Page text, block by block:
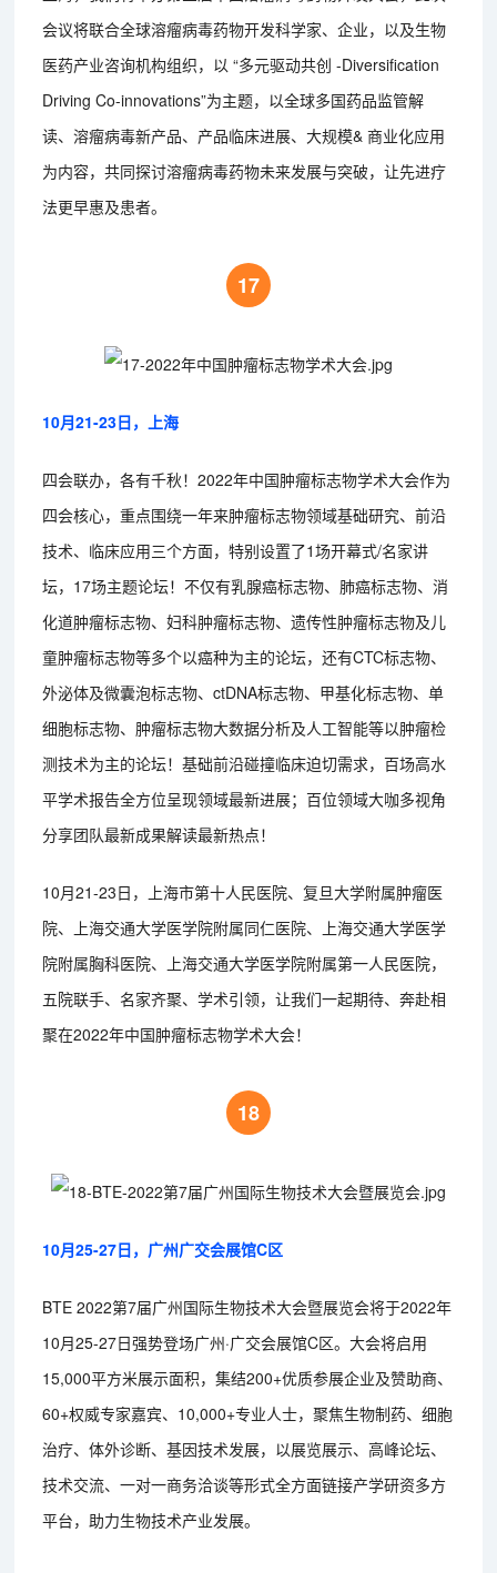
会议将联合全球溶瘤病毒药物开发科学家、企业，以及生物
医药产业咨询机构组织，以 “多元驱动共创 -Diversification
Driving Co-innovations”为主题，以全球多国药品监管解
读、溶瘤病毒新产品、产品临床进展、大规模& 商业化应用
为内容，共同探讨溶瘤病毒药物未来发展与突破，让先进疗
法更早惠及患者。
17
10月21-23日，上海
四会联办，各有千秋！2022年中国肿瘤标志物学术大会作为
四会核心，重点围绕一年来肿瘤标志物领域基础研究、前沿
技术、临床应用三个方面，特别设置了1场开幕式/名家讲
坛，17场主题论坛！不仅有乳腺癌标志物、肺癌标志物、消
化道肿瘤标志物、妇科肿瘤标志物、遗传性肿瘤标志物及儿
童肿瘤标志物等多个以癌种为主的论坛，还有CTC标志物、
外泌体及微囊泡标志物、ctDNA标志物、甲基化标志物、单
细胞标志物、肿瘤标志物大数据分析及人工智能等以肿瘤检
测技术为主的论坛！基础前沿碰撞临床迫切需求，百场高水
平学术报告全方位呈现领域最新进展；百位领域大咖多视角
分享团队最新成果解读最新热点！
10月21-23日，上海市第十人民医院、复旦大学附属肿瘤医
院、上海交通大学医学院附属同仁医院、上海交通大学医学
院附属胸科医院、上海交通大学医学院附属第一人民医院，
五院联手、名家齐聚、学术引领，让我们一起期待、奔赴相
聚在2022年中国肿瘤标志物学术大会！
18
10月25-27日，广州广交会展馆C区
BTE 2022第7届广州国际生物技术大会暨展览会将于2022年
10月25-27日强势登场广州·广交会展馆C区。大会将启用
15,000平方米展示面积，集结200+优质参展企业及赞助商、
60+权威专家嘉宾、10,000+专业人士，聚焦生物制药、细胞
治疗、体外诊断、基因技术发展，以展览展示、高峰论坛、
技术交流、一对一商务洽谈等形式全方面链接产学研资多方
平台，助力生物技术产业发展。